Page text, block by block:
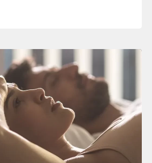
aan: de grens tussen werk
verslag naleest op
en het gevoel hebt […]